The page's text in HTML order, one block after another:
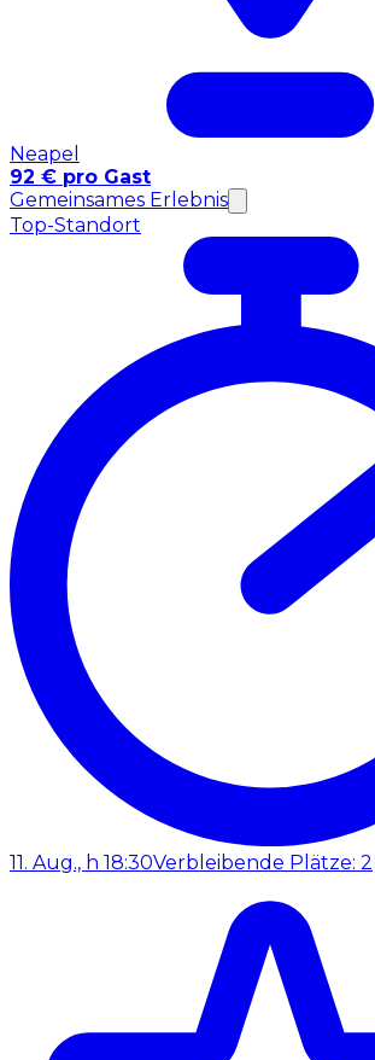
Neapel
92 € pro Gast
Gemeinsames Erlebnis
Top-Standort
11. Aug., h 18:30Verbleibende Plätze: 2